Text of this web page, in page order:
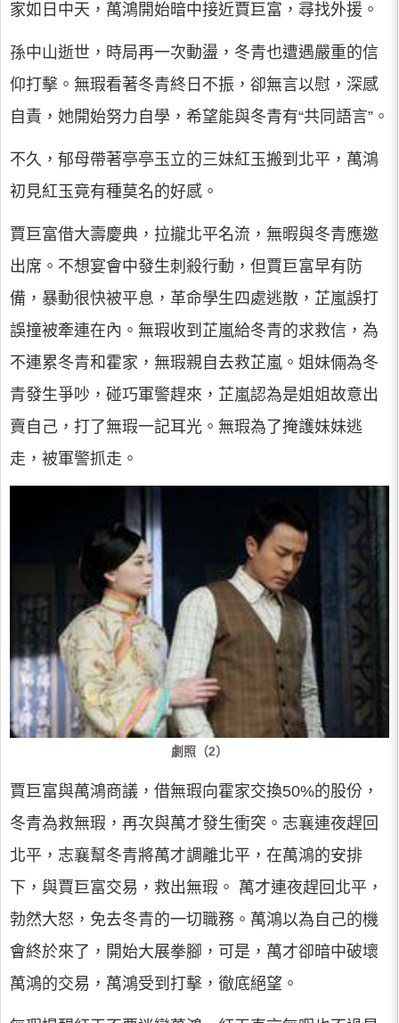
家如日中天，萬鴻開始暗中接近賈巨富，尋找外援。
孫中山逝世，時局再一次動盪，冬青也遭遇嚴重的信
仰打擊。無瑕看著冬青終日不振，卻無言以慰，深感
自責，她開始努力自學，希望能與冬青有“共同語言”。
不久，郁母帶著亭亭玉立的三妹紅玉搬到北平，萬鴻
初見紅玉竟有種莫名的好感。
賈巨富借大壽慶典，拉攏北平名流，無暇與冬青應邀
出席。不想宴會中發生刺殺行動，但賈巨富早有防
備，暴動很快被平息，革命學生四處逃散，芷嵐誤打
誤撞被牽連在內。無瑕收到芷嵐給冬青的求救信，為
不連累冬青和霍家，無瑕親自去救芷嵐。姐妹倆為冬
青發生爭吵，碰巧軍警趕來，芷嵐認為是姐姐故意出
賣自己，打了無瑕一記耳光。無瑕為了掩護妹妹逃
走，被軍警抓走。
劇照（2）
賈巨富與萬鴻商議，借無瑕向霍家交換50%的股份，
冬青為救無瑕，再次與萬才發生衝突。志襄連夜趕回
北平，志襄幫冬青將萬才調離北平，在萬鴻的安排
下，與賈巨富交易，救出無瑕。 萬才連夜趕回北平，
勃然大怒，免去冬青的一切職務。萬鴻以為自己的機
會終於來了，開始大展拳腳，可是，萬才卻暗中破壞
萬鴻的交易，萬鴻受到打擊，徹底絕望。